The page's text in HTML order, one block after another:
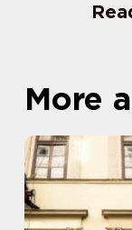
More